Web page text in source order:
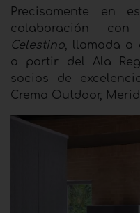
Precisamente en
colaboración
Celestino, llamada a
a partir del Ala
socios de
Crema Outdoor,